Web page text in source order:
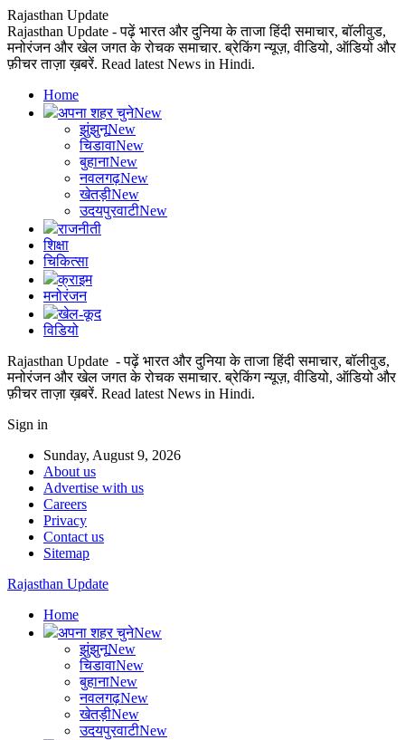
Rajasthan Update
Rajasthan Update - पढ़ें भारत और दुनिया के ताजा हिंदी समाचार, बॉलीवुड,
मनोरंजन और खेल जगत के रोचक समाचार. ब्रेकिंग न्यूज़, वीडियो, ऑडियो और
फ़ीचर ताज़ा ख़बरें. Read latest News in Hindi.
Home
अपना शहर चुनेNew
झुंझुनूNew
चिडावाNew
बुहानाNew
नवलगढ़New
खेतड़ीNew
उदयपुरवाटीNew
राजनीती
शिक्षा
चिकित्सा
क्राइम
मनोरंजन
खेल-कूद
विडियो
Rajasthan Update - पढ़ें भारत और दुनिया के ताजा हिंदी समाचार, बॉलीवुड,
मनोरंजन और खेल जगत के रोचक समाचार. ब्रेकिंग न्यूज़, वीडियो, ऑडियो और
फ़ीचर ताज़ा ख़बरें. Read latest News in Hindi.
Sign in
Sunday, August 9, 2026
About us
Advertise with us
Careers
Privacy
Contact us
Sitemap
Rajasthan Update
Home
अपना शहर चुनेNew
झुंझुनूNew
चिडावाNew
बुहानाNew
नवलगढ़New
खेतड़ीNew
उदयपुरवाटीNew